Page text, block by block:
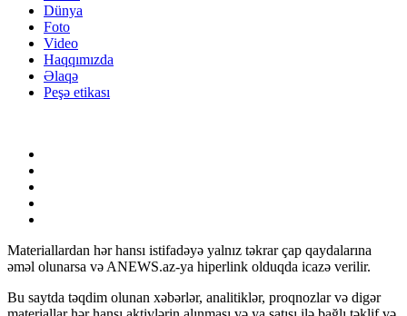
Dünya
Foto
Video
Haqqımızda
Əlaqə
Peşə etikası
Materiallardan hər hansı istifadəyə yalnız təkrar çap qaydalarına
əməl olunarsa və ANEWS.az-ya hiperlink olduqda icazə verilir.
Bu saytda təqdim olunan xəbərlər, analitiklər, proqnozlar və digər